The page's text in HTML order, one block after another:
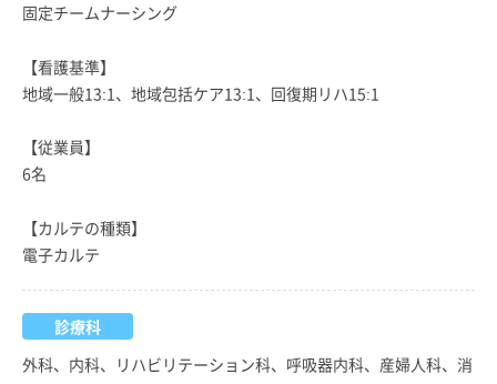
固定チームナーシング
【看護基準】
地域一般13:1、地域包括ケア13:1、回復期リハ15:1
【従業員】
6名
【カルテの種類】
電子カルテ
診療科
外科、内科、リハビリテーション科、呼吸器内科、産婦人科、消